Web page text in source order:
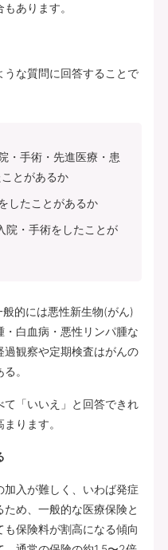
あります。
な質問に回答することで
・手術・先進医療・患
とがあるか
したことがあるか
院・手術をしたことが
的には悪性新生物(がん)
白血病・悪性リンパ腫な
過観察や定期検査はがんの
。
「いいえ」と回答できれ
ります。
入が難しく、いわば発症
め、一般的な医療保険と
保険料が割高になる傾向